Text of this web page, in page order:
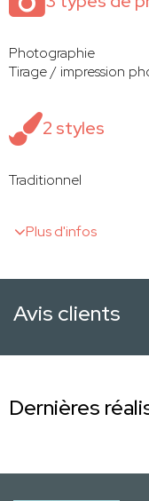
Photographie
Tirage / impression
2 styles
Traditionnel
Plus d'infos
Avis clients
Dernières